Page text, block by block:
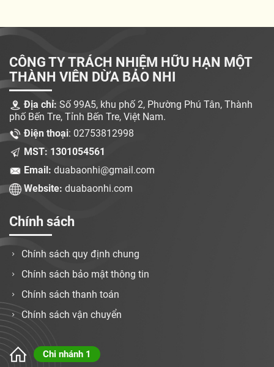
CÔNG TY TRÁCH NHIỆM HỮU HẠN MỘT
THÀNH VIÊN DỪA BẢO NHI
Địa chỉ: Số 99A5, khu phố 2, Phường Phú Tân, Thành
phố Bến Tre, Tỉnh Bến Tre, Việt Nam.
Điện thoại: 02753812998
MST: 1301054561
Email: duabaonhi@gmail.com
Website: duabaonhi.com
Chính sách
Chính sách quy định chung
Chính sách bảo mật thông tin
Chính sách thanh toán
Chính sách vận chuyển
Chi nhánh 1